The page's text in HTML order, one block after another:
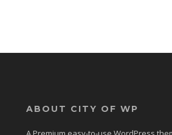
ABOUT CITY OF WP